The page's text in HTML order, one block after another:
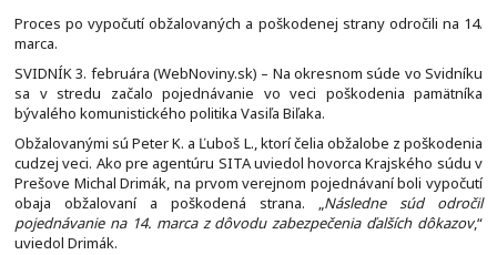
Proces po vypočutí obžalovaných a poškodenej strany odročili na 14.
marca.
SVIDNÍK 3. februára (WebNoviny.sk) – Na okresnom súde vo Svidníku
sa v stredu začalo pojednávanie vo veci poškodenia pamätníka
bývalého komunistického politika Vasiľa Biľaka.
Obžalovanými sú Peter K. a Ľuboš L., ktorí čelia obžalobe z poškodenia
cudzej veci. Ako pre agentúru SITA uviedol hovorca Krajského súdu v
Prešove Michal Drimák, na prvom verejnom pojednávaní boli vypočutí
obaja obžalovaní a poškodená strana. „Následne súd odročil
pojednávanie na 14. marca z dôvodu zabezpečenia ďalších dôkazov,“
uviedol Drimák.